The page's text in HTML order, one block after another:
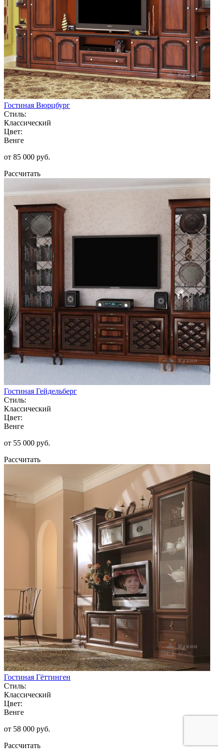
Гостиная Вюрцбург
Стиль:
Классический
Цвет:
Венге
от 85 000 руб.
Рассчитать
Гостиная Гейдельберг
Стиль:
Классический
Цвет:
Венге
от 55 000 руб.
Рассчитать
Гостиная Гёттинген
Стиль:
Классический
Цвет:
Венге
от 58 000 руб.
Рассчитать